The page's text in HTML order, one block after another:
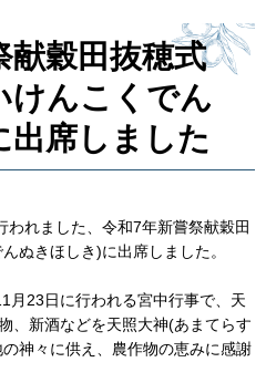
献穀田抜穂式
けんこくでん
出席しました
れました、令和7年新嘗祭献穀田
ぬきほしき)に出席しました。
月23日に行われる宮中行事で、天
、新酒などを天照大神(あまてらす
神々に供え、農作物の恵みに感謝